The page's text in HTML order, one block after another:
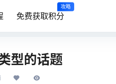
免费获取积分
攻略
型的话题